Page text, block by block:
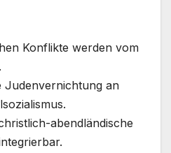
Konflikte werden vom
Judenvernichtung an
abendländische